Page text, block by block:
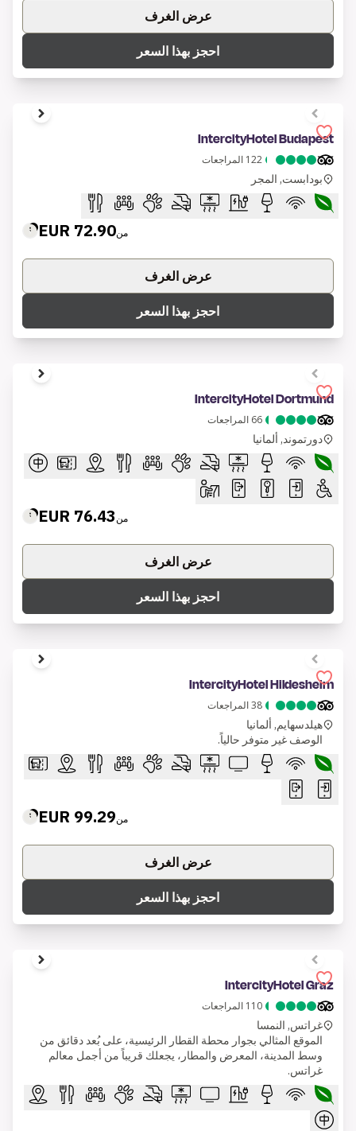
عرض الغرف
احجز بهذا السعر
1 of 7
IntercityHotel Budapest
122 المراجعات
بودابست, المجر
من72.90 EUR
عرض الغرف
احجز بهذا السعر
1 of 7
IntercityHotel Dortmund
66 المراجعات
دورتموند, ألمانيا
من76.43 EUR
عرض الغرف
احجز بهذا السعر
1 of 7
IntercityHotel Hildesheim
38المراجعات
هيلدسهايم, ألمانيا
الوصف غير متوفر حالياً.
من99.29 EUR
عرض الغرف
احجز بهذا السعر
1 of 7
IntercityHotel Graz
110 المراجعات
غراتس, النمسا
الموقع المثالي بجوار محطة القطار الرئيسية، على بُعد دقائق من
وسط المدينة، المعرض والمطار، يجعلك قريباً من أجمل معالم
غراتس.